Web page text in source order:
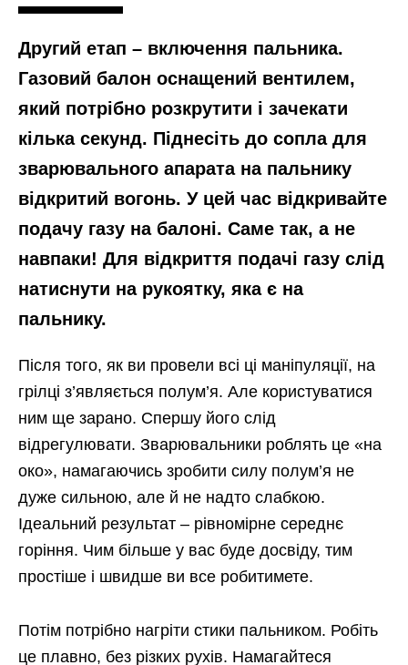
Другий етап – включення пальника.
Газовий балон оснащений вентилем,
який потрібно розкрутити і зачекати
кілька секунд. Піднесіть до сопла для
зварювального апарата на пальнику
відкритий вогонь. У цей час відкривайте
подачу газу на балоні. Саме так, а не
навпаки! Для відкриття подачі газу слід
натиснути на рукоятку, яка є на
пальнику.
Після того, як ви провели всі ці маніпуляції, на
грілці з’являється полум’я. Але користуватися
ним ще зарано. Спершу його слід
відрегулювати. Зварювальники роблять це «на
око», намагаючись зробити силу полум’я не
дуже сильною, але й не надто слабкою.
Ідеальний результат – рівномірне середнє
горіння. Чим більше у вас буде досвіду, тим
простіше і швидше ви все робитимете.
Потім потрібно нагріти стики пальником. Робіть
це плавно, без різких рухів. Намагайтеся